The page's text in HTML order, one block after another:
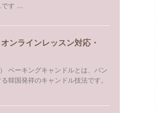
す ...
ンラインレッスン対応・
ベーキングキャンドルとは、パン
韓国発祥のキャンドル技法です。